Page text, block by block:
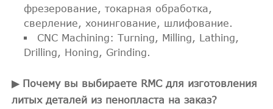
фрезерование, токарная обработка,
сверление, хонингование, шлифование.
CNC Machining: Turning, Milling, Lathing,
Drilling, Honing, Grinding.
▶ Почему вы выбираете RMC для изготовления
литых деталей из пенопласта на заказ?